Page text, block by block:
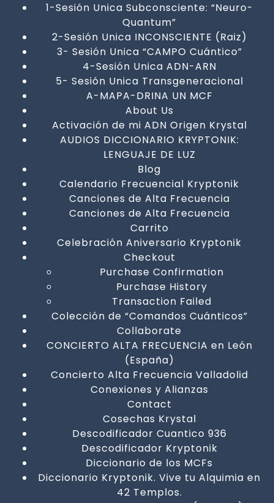
1-Sesión Unica Subconsciente: “Neuro-
Quantum”
2-Sesión Unica INCONSCIENTE (Raiz)
3- Sesión Unica “CAMPO Cuántico”
4-Sesión Unica ADN-ARN
5- Sesión Unica Transgeneracional
A-MAPA-DRINA UN MCF
About Us
Activación de mi ADN Origen Krystal
AUDIOS DICCIONARIO KRYPTONIK:
LENGUAJE DE LUZ
Blog
Calendario Frecuencial Kryptonik
Canciones de Alta Frecuencia
Canciones de Alta Frecuencia
Carrito
Celebración Aniversario Kryptonik
Checkout
Purchase Confirmation
Purchase History
Transaction Failed
Colección de “Comandos Cuánticos”
Collaborate
CONCIERTO ALTA FRECUENCIA en León
(España)
Concierto Alta Frecuencia Valladolid
Conexiones y Alianzas
Contact
Cosechas Krystal
Descodificador Cuantico 936
Descodificador Kryptonik
Diccionario de los MCFs
Diccionario Kryptonik. Vive tu Alquimia en
42 Templos.